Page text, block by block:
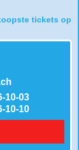
tickets op
10-03
10-10